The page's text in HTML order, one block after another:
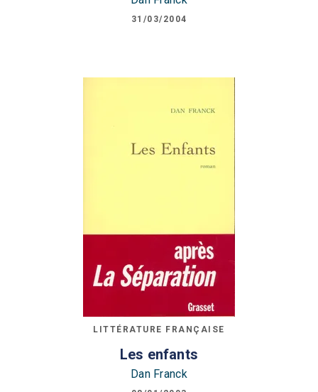
31/03/2004
LITTÉRATURE FRANÇAISE
Les enfants
Dan Franck